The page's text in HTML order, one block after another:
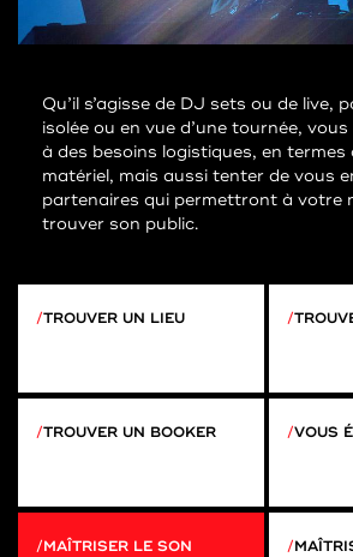
Qu’il s’agisse de DJ sets ou de live,
isolée ou en vue d’une tournée,
à des besoins logistiques, en termes
matériel, mais aussi tenter de vous
partenaires qui permettront à votre
trouver son public.
TROUVER UN LIEU
TROUVER UN BOOKER VOUS
MAÎTRISER LE SON